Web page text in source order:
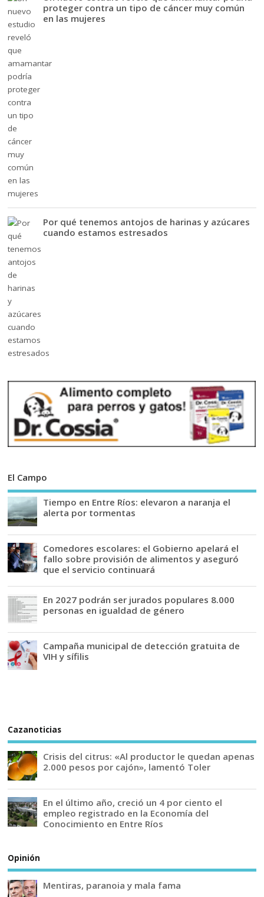
proteger contra un tipo de cáncer muy común
en las mujeres
Por qué tenemos antojos de harinas y azúcares
cuando estamos estresados
El Campo
Tiempo en Entre Ríos: elevaron a naranja el
alerta por tormentas
Comedores escolares: el Gobierno apelará el
fallo sobre provisión de alimentos y aseguró
que el servicio continuará
En 2027 podrán ser jurados populares 8.000
personas en igualdad de género
Campaña municipal de detección gratuita de
VIH y sífilis
Cazanoticias
Crisis del citrus: «Al productor le quedan apenas
2.000 pesos por cajón», lamentó Toler
En el último año, creció un 4 por ciento el
empleo registrado en la Economía del
Conocimiento en Entre Ríos
Opinión
Mentiras, paranoia y mala fama